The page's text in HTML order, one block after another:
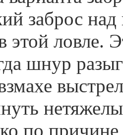
заброс
этой ловле.
шнур
по причине